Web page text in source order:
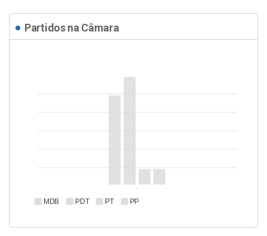
Partidos na Câmara
MDB PDT PT PP